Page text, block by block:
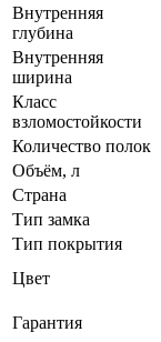
Внутренняя
глубина
Внутренняя
ширина
Класс
взломостойкости
Количество полок
Объём, л
Страна
Тип замка
Тип покрытия
Цвет
Гарантия